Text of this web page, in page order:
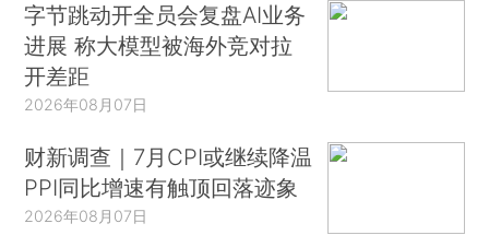
字节跳动开全员会复盘AI业务
进展 称大模型被海外竞对拉
开差距
2026年08月07日
财新调查｜7月CPI或继续降温
PPI同比增速有触顶回落迹象
2026年08月07日